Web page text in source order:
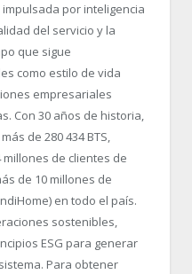
por inteligencia
del servicio y la
que sigue
como estilo de vida
empresariales
Con 30 años de historia,
de 280 434 BTS,
de clientes de
de 10 millones de
en todo el país.
sostenibles,
ESG para generar
Para obtener